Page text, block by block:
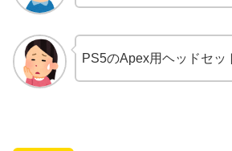
PS5のApex用ヘッドセッ